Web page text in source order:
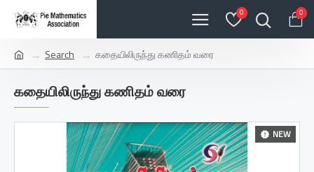
0 0
Search கதையிலிருந்து கணிதம் வரை
கதையிலிருந்து கணிதம் வரை
NEW